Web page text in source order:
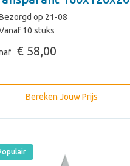
op 21-08
10 stuks
€ 58,00
Bereken Jouw Prijs